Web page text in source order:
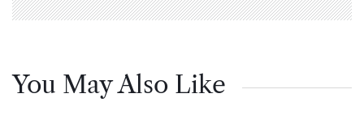
You May Also Like